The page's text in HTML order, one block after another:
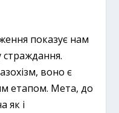
показує нам
страждання.
воно є
етапом. Мета, до
як і